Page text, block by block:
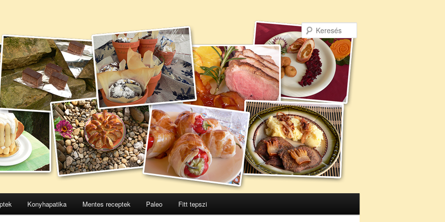
Konyhapatika Mentes receptek Paleo Fitt tepszi